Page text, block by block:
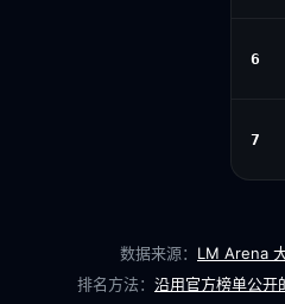
6
7
数据来源： LM Arena
排名方法： 沿用官方榜单公